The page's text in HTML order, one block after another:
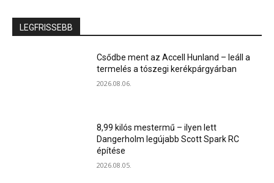
LEGFRISSEBB
Csődbe ment az Accell Hunland – leáll a
termelés a tószegi kerékpárgyárban
2026.08.06.
8,99 kilós mestermű – ilyen lett
Dangerholm legújabb Scott Spark RC
építése
2026.08.05.